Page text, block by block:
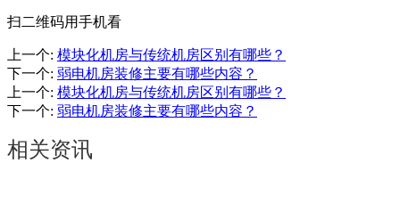
扫二维码用手机看
上一个: 模块化机房与传统机房区别有哪些？
下一个: 弱电机房装修主要有哪些内容？
上一个: 模块化机房与传统机房区别有哪些？
下一个: 弱电机房装修主要有哪些内容？
相关资讯